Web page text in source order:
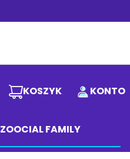
KOSZYK KONTO
ZOOCIAL FAMILY